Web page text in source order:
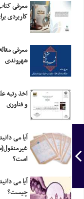
معرفی
کاربردی
شهروندی
اخذ رتبه
و فناوری
آیا می
است؟
چیست؟